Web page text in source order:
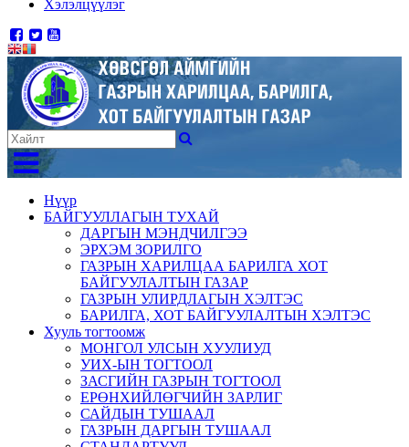
Хэлэлцүүлэг
Нүүр
БАЙГУУЛЛАГЫН ТУХАЙ
ДАРГЫН МЭНДЧИЛГЭЭ
ЭРХЭМ ЗОРИЛГО
ГАЗРЫН ХАРИЛЦАА БАРИЛГА ХОТ
БАЙГУУЛАЛТЫН ГАЗАР
ГАЗРЫН УЛИРДЛАГЫН ХЭЛТЭС
БАРИЛГА, ХОТ БАЙГУУЛАЛТЫН ХЭЛТЭС
Хууль тогтоомж
МОНГОЛ УЛСЫН ХУУЛИУД
УИХ-ЫН ТОГТООЛ
ЗАСГИЙН ГАЗРЫН ТОГТООЛ
ЕРӨНХИЙЛӨГЧИЙН ЗАРЛИГ
САЙДЫН ТУШААЛ
ГАЗРЫН ДАРГЫН ТУШААЛ